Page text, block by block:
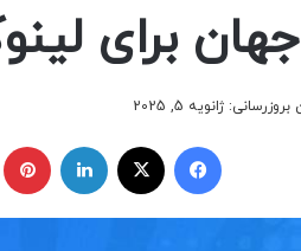
برای
ژانویه 5, 2025
ایکس